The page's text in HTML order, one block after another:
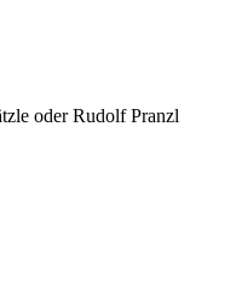
oder Rudolf Pranzl